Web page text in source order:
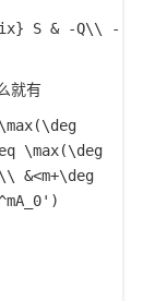
S & -Q\\ -
就有
\max(\deg
&<m+\deg